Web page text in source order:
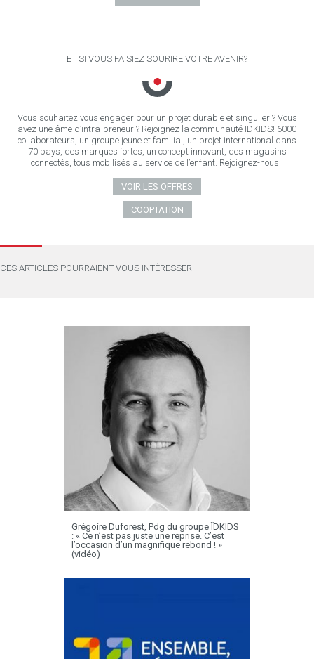
ET SI VOUS FAISIEZ SOURIRE VOTRE AVENIR?
Vous souhaitez vous engager pour un projet durable et singulier ? Vous
avez une âme d’intra-preneur ? Rejoignez la communauté IDKIDS! 6000
collaborateurs, un groupe jeune et familial, un projet international dans
70 pays, des marques fortes, un concept innovant, des magasins
connectés, tous mobilisés au service de l’enfant. Rejoignez-nous !
VOIR LES OFFRES
COOPTATION
CES ARTICLES POURRAIENT VOUS INTÉRESSER
Grégoire Duforest, Pdg du groupe ÏDKIDS
: « Ce n’est pas juste une reprise. C’est
l’occasion d’un magnifique rebond ! »
(vidéo)